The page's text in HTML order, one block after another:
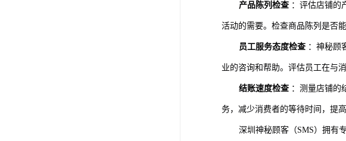
产品陈列检查 ：评估店铺的
活动的需要。检查商品陈列是否
员工服务态度检查 ：神秘顾
业的咨询和帮助。评估员工在与
结账速度检查 ：测量店铺的
务，减少消费者的等待时间，提
深圳神秘顾客（SMS）拥有